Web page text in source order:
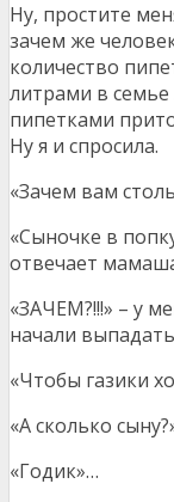
Ну, простите
зачем же
количество
литрами в
пипетками
Ну я и спросила.
«Зачем вам
«Сыночке в
отвечает
«ЗАЧЕМ?!!!» – у
начали выпадать
«Чтобы газики
«А сколько
«Годик»…